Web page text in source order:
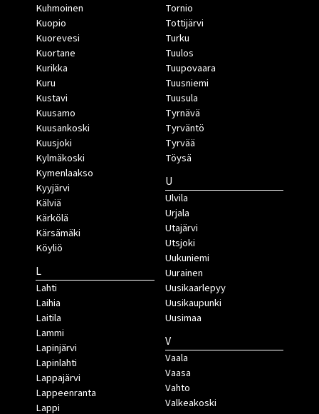
Kuhmoinen
Kuopio
Kuorevesi
Kuortane
Kurikka
Kuru
Kustavi
Kuusamo
Kuusankoski
Kuusjoki
Kylmäkoski
Kymenlaakso
Kyyjärvi
Kälviä
Kärkölä
Kärsämäki
Köyliö
L
Lahti
Laihia
Laitila
Lammi
Lapinjärvi
Lapinlahti
Lappajärvi
Lappeenranta
Lappi
Tornio
Tottijärvi
Turku
Tuulos
Tuupovaara
Tuusniemi
Tuusula
Tyrnävä
Tyrväntö
Tyrvää
Töysä
U
Ulvila
Urjala
Utajärvi
Utsjoki
Uukuniemi
Uurainen
Uusikaarlepyy
Uusikaupunki
Uusimaa
V
Vaala
Vaasa
Vahto
Valkeakoski